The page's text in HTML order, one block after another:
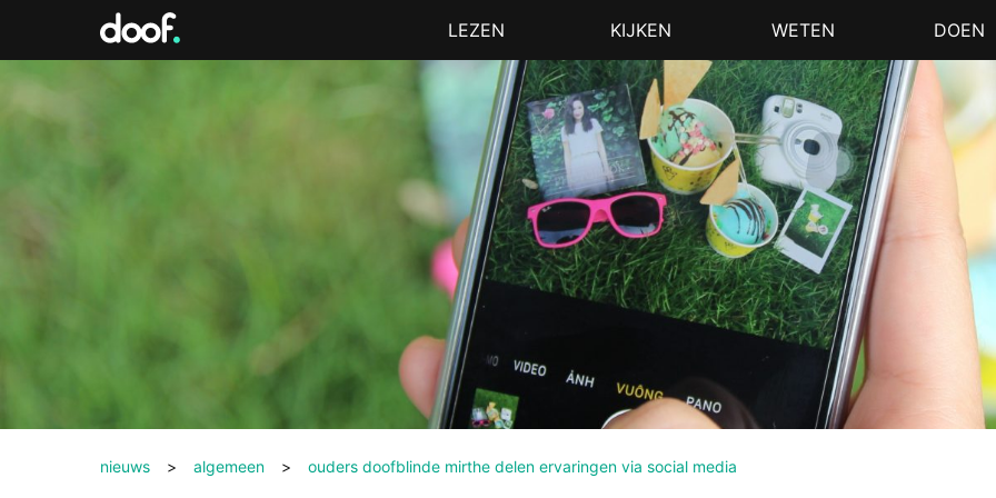
MenuLEZEN KIJKEN WETEN DOEN
nieuws > algemeen > ouders doofblinde mirthe delen ervaringen via social media
Doof.nl